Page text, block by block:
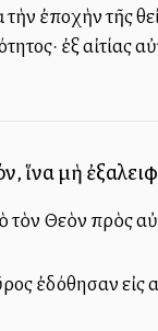
ἐποχὴν τῆς
ἐξ αἰτίας
ἵνα μὴ
Θεὸν πρὸς
ἐδόθησαν